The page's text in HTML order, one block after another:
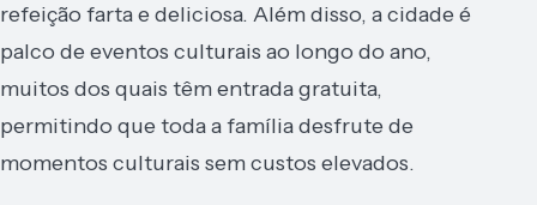
refeição farta e deliciosa. Além disso, a cidade é
palco de eventos culturais ao longo do ano,
muitos dos quais têm entrada gratuita,
permitindo que toda a família desfrute de
momentos culturais sem custos elevados.